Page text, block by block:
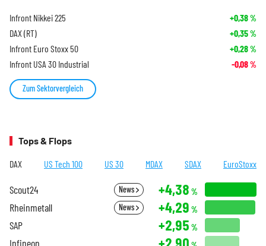
Infront Nikkei 225 +0,38%
DAX (RT) +0,35%
Infront Euro Stoxx 50 +0,28%
Infront USA 30 Industrial -0,08%
Zum Sektorvergleich
Tops & Flops
DAX US Tech 100 US 30 MDAX SDAX EuroStoxx
Scout24 News +4,38 %
Rheinmetall News +4,29 %
SAP +2,95 %
Infineon